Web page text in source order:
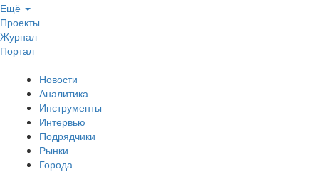
Ещё
Проекты
Журнал
Портал
Новости
Аналитика
Инструменты
Интервью
Подрядчики
Рынки
Города